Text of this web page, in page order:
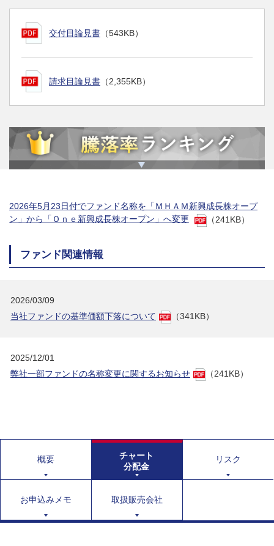
交付目論見書 （543KB）
請求目論見書 （2,355KB）
2026年5月23日付でファンド名称を「ＭＨＡＭ新興成長株オープ
ン」から「Ｏｎｅ新興成長株オープン」へ変更
（241KB）
ファンド関連情報
2026/03/09
当社ファンドの基準価額下落について
（341KB）
2025/12/01
弊社一部ファンドの名称変更に関するお知らせ
（241KB）
概要
チャート
分配金
リスク
お申込みメモ 取扱販売会社